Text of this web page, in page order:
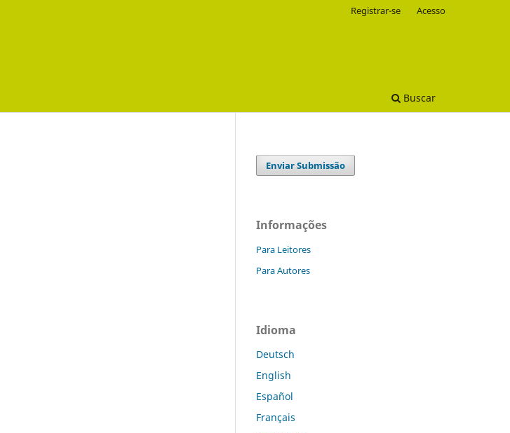
Buscar
Registrar-se Acesso
Enviar Submissão
Informações
Para Leitores
Para Autores
Idioma
Deutsch
English
Español
Français